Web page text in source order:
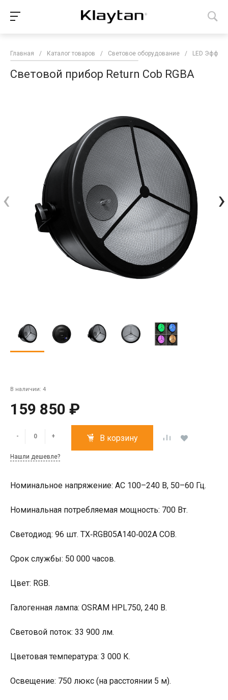
Главная / Каталог товаров / Световое оборудование / LED
Световой прибор Return Cob RGBA
‹ ›
В наличии: 4
159 850 ₽
- + В корзину
Нашли дешевле?
Номинальное напряжение: AC 100–240 В, 50–60 Гц.
Номинальная потребляемая мощность: 700 Вт.
Светодиод: 96 шт. TX‑RGB05A140‑002A COB.
Срок службы: 50 000 часов.
Цвет: RGB.
Галогенная лампа: OSRAM HPL750, 240 В.
Световой поток: 33 900 лм.
Цветовая температура: 3 000 К.
Освещение: 750 люкс (на расстоянии 5 м).